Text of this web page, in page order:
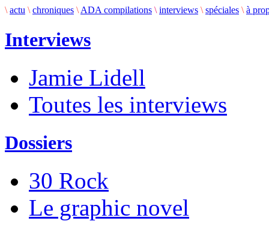
\ actu \ chroniques \ ADA compilations \ interviews \ spéciales \ à
Interviews
Jamie Lidell
Toutes les interviews
Dossiers
30 Rock
Le graphic novel